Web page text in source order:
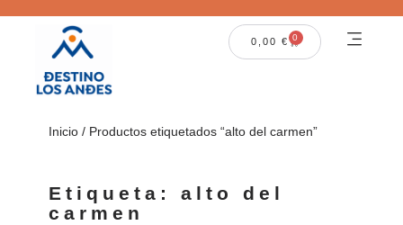
0,00€ 0
Inicio / Productos etiquetados “alto del carmen”
Etiqueta: alto del
carmen